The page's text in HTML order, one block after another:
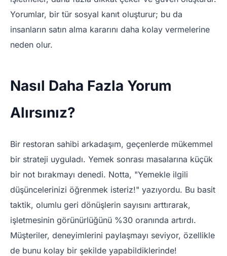
Yorumlar, bir tür sosyal kanıt oluşturur; bu da
insanların satın alma kararını daha kolay vermelerine
neden olur.
Nasıl Daha Fazla Yorum
Alırsınız?
Bir restoran sahibi arkadaşım, geçenlerde mükemmel
bir strateji uyguladı. Yemek sonrası masalarına küçük
bir not bırakmayı denedi. Notta, "Yemekle ilgili
düşüncelerinizi öğrenmek isteriz!" yazıyordu. Bu basit
taktik, olumlu geri dönüşlerin sayısını arttırarak,
işletmesinin görünürlüğünü %30 oranında artırdı.
Müşteriler, deneyimlerini paylaşmayı seviyor, özellikle
de bunu kolay bir şekilde yapabildiklerinde!